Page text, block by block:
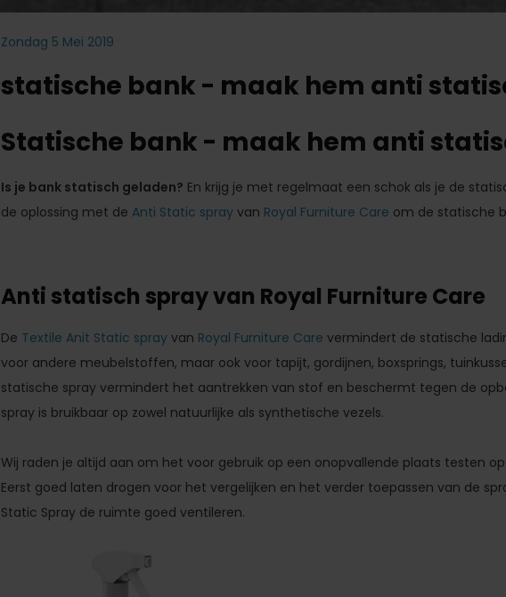
Zondag 5 Mei 2019
statische bank - maak hem anti
Statische bank - maak hem anti
Is je bank statisch geladen? En krijg je met regelmaat een schok als je de
de oplossing met de Anti Static spray van Royal Furniture Care om de statische
Anti statisch spray van Royal Furniture Care
De Textile Anit Static spray van Royal Furniture Care vermindert de statische
voor andere meubelstoffen, maar ook voor tapijt, gordijnen, boxsprings,
statische spray vermindert het aantrekken van stof en beschermt tegen de
spray is bruikbaar op zowel natuurlijke als synthetische vezels.
Wij raden je altijd aan om het voor gebruik op een onopvallende plaats testen
Eerst goed laten drogen voor het vergelijken en het verder toepassen van de
Static Spray de ruimte goed ventileren.